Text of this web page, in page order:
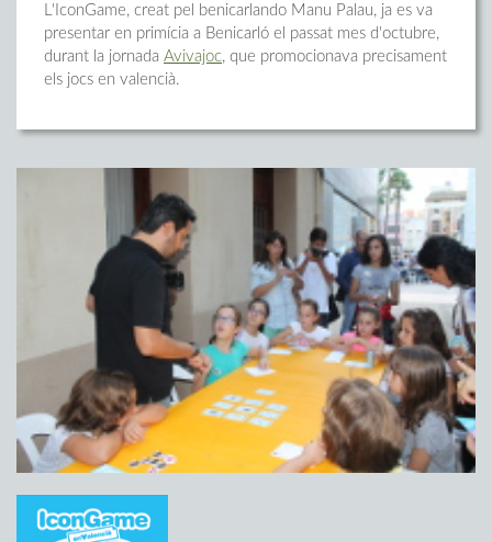
L'IconGame, creat pel benicarlando Manu Palau, ja es va
presentar en primícia a Benicarló el passat mes d'octubre,
durant la jornada Avivajoc, que promocionava precisament
els jocs en valencià.